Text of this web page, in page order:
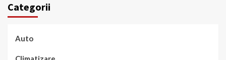
Categorii
Auto